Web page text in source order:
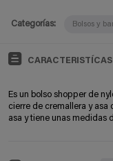
Categorías: Bolsos y
CARACTERISTÍCAS
Es un bolso shopper de
cierre de cremallera y asa
asa y tiene unas medidas